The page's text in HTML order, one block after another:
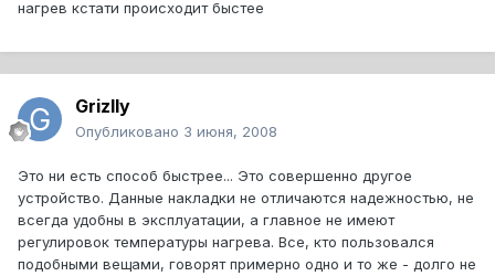
нагрев кстати происходит быстее
Grizlly
Опубликовано 3 июня, 2008
Это ни есть способ быстрее... Это совершенно другое
устройство. Данные накладки не отличаются надежностью, не
всегда удобны в эксплуатации, а главное не имеют
регулировок температуры нагрева. Все, кто пользовался
подобными вещами, говорят примерно одно и то же - долго не